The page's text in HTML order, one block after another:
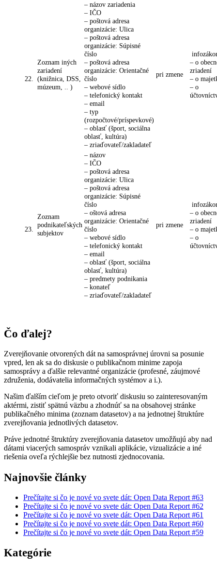
22.
Zoznam iných
zariadení
(knižnica, DSS,
múzeum, .. )
– názov zariadenia
– IČO
– poštová adresa
organizácie: Ulica
– poštová adresa
organizácie: Súpisné
číslo
– poštová adresa
organizácie: Orientačné
číslo
– webové sídlo
– telefonický kontakt
– email
– typ
(rozpočtové/príspevkové)
– oblasť (šport, sociálna
oblasť, kultúra)
– zriaďovateľ/zakladateľ
pri zmene
– o
zriadení
– o
– o
23.
Zoznam
podnikateľských
subjektov
– názov
– IČO
– poštová adresa
organizácie: Ulica
– poštová adresa
organizácie: Súpisné
číslo
– oštová adresa
organizácie: Orientačné
číslo
– webové sídlo
– telefonický kontakt
– email
– oblasť (šport, sociálna
oblasť, kultúra)
– predmety podnikania
– konateľ
– zriaďovateľ/zakladateľ
pri zmene
– o
zriadení
– o
– o
Čo ďalej?
Zverejňovanie otvorených dát na samosprávnej úrovni sa posunie
vpred, len ak sa do diskusie o publikačnom minime zapoja
samosprávy a ďalšie relevantné organizácie (profesné, záujmové
združenia, dodávatelia informačných systémov a i.).
Našim ďalším cieľom je preto otvoriť diskusiu so zainteresovaným
aktérmi, zistiť spätnú väzbu a zhodnúť sa na obsahovej stránke
publikačného minima (zoznam datasetov) a na jednotnej štruktúre
zverejňovania jednotlivých datasetov.
Práve jednotné štruktúry zverejňovania datasetov umožňujú aby nad
dátami viacerých samospráv vznikali aplikácie, vizualizácie a iné
riešenia oveľa rýchlejšie bez nutnosti zjednocovania.
Najnovšie články
Prečítajte si čo je nové vo svete dát: Open Data Report #63
Prečítajte si čo je nové vo svete dát: Open Data Report #62
Prečítajte si čo je nové vo svete dát: Open Data Report #61
Prečítajte si čo je nové vo svete dát: Open Data Report #60
Prečítajte si čo je nové vo svete dát: Open Data Report #59
Kategórie